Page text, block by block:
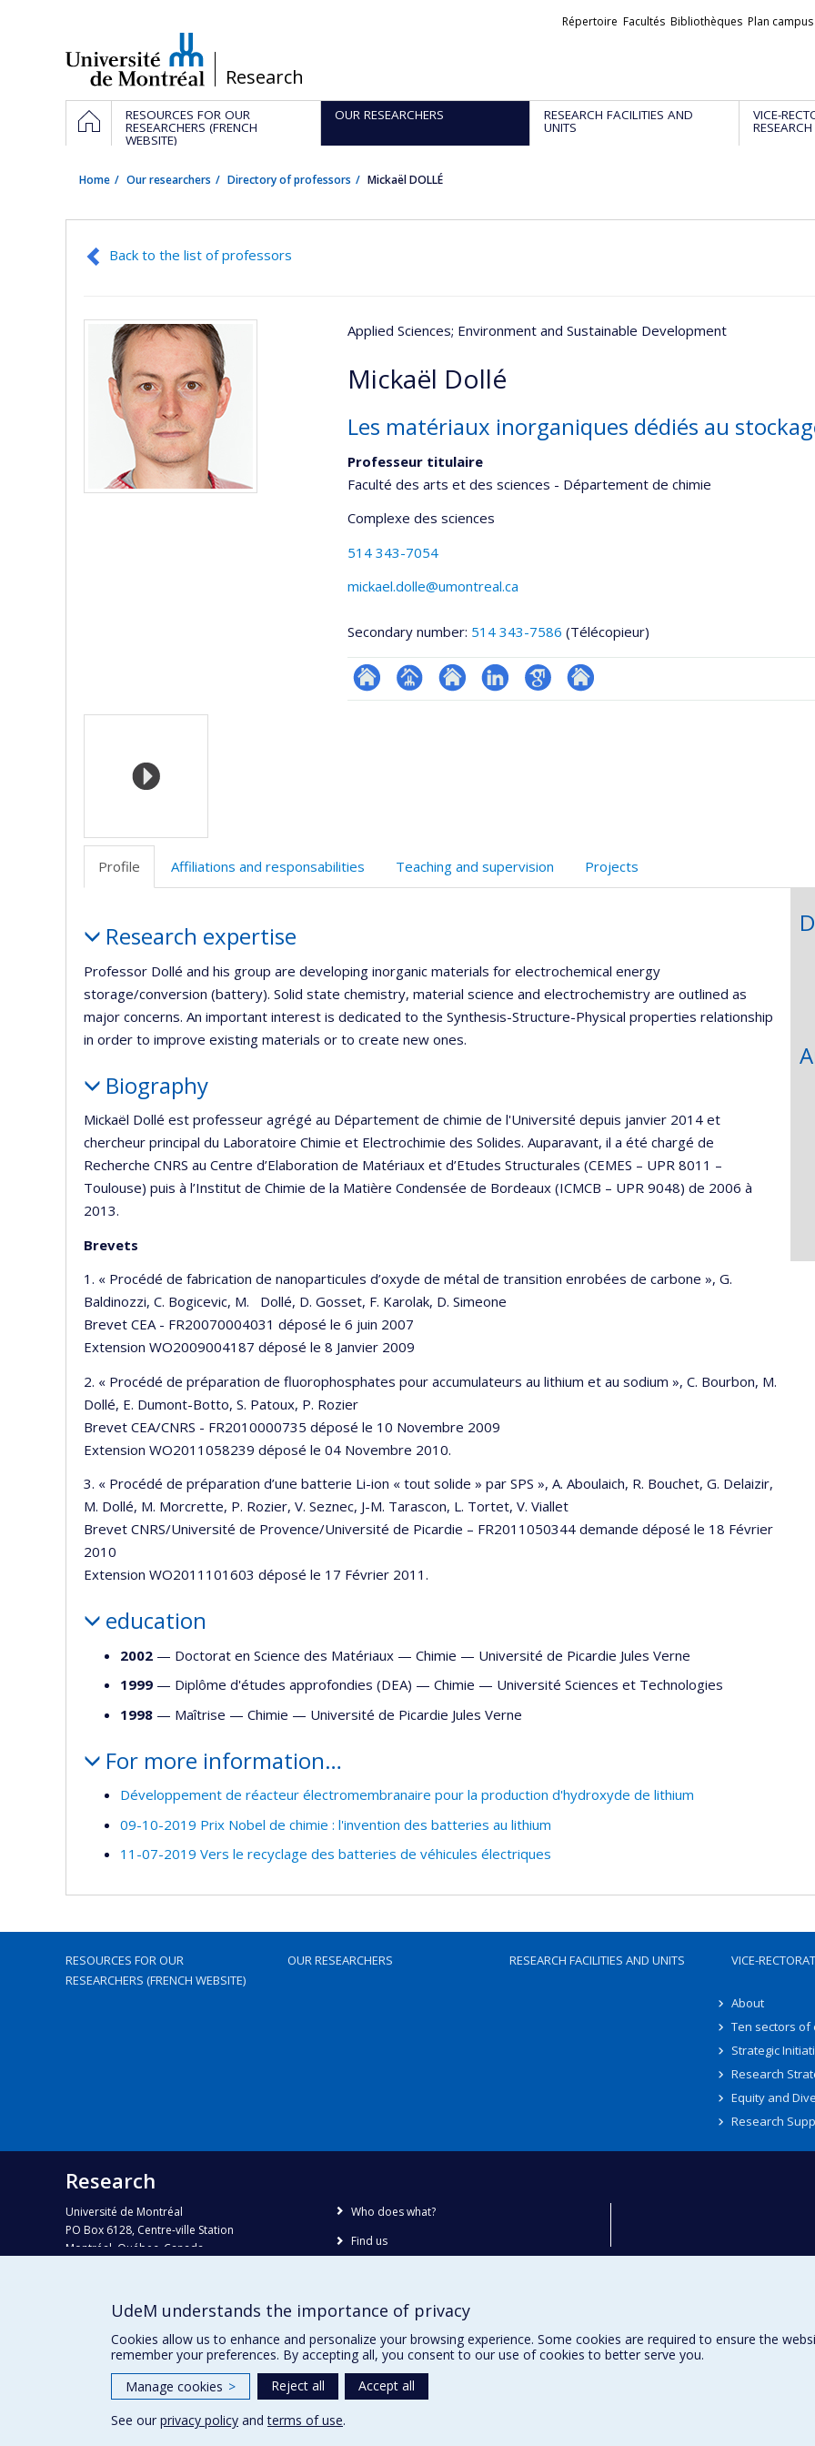
/Research
Liens
Répertoire Facultés Bibliothèques Plan campus
Navigation
principale
HOMERESOURCES FOR OUR
RESEARCHERS (FRENCH
WEBSITE)
OUR RESEARCHERS RESEARCH FACILITIES AND
UNITS
VICE-
RESEARCH
Home Our researchers Directory of professors Mickaël DOLLÉ
Back to the list of professors
Applied Sciences; Environment and Sustainable Development
Mickaël Dollé
Les matériaux inorganiques dédiés au
Professeur titulaire
Faculté des arts et des sciences - Département de chimie
Complexe des sciences
514 343-7054
mickael.dolle@umontreal.ca
Secondary number: 514 343-7586 (Télécopieur)
ResearchGate
Page Site
LinkedInGoogleAutre
Media
Profile Affiliations and responsabilities Teaching and supervision Projects
Research expertise
Professor Dollé and his group are developing inorganic materials for electrochemical energy
storage/conversion (battery). Solid state chemistry, material science and electrochemistry are outlined as
major concerns. An important interest is dedicated to the Synthesis-Structure-Physical properties relationship
in order to improve existing materials or to create new ones.
Biography
Mickaël Dollé est professeur agrégé au Département de chimie de l'Université depuis janvier 2014 et
chercheur principal du Laboratoire Chimie et Electrochimie des Solides. Auparavant, il a été chargé de
Recherche CNRS au Centre d’Elaboration de Matériaux et d’Etudes Structurales (CEMES – UPR 8011 –
Toulouse) puis à l’Institut de Chimie de la Matière Condensée de Bordeaux (ICMCB – UPR 9048) de 2006 à
2013.
Brevets
1. « Procédé de fabrication de nanoparticules d’oxyde de métal de transition enrobées de carbone », G.
Baldinozzi, C. Bogicevic, M. Dollé, D. Gosset, F. Karolak, D. Simeone
Brevet CEA - FR20070004031 déposé le 6 juin 2007
Extension WO2009004187 déposé le 8 Janvier 2009
2. « Procédé de préparation de fluorophosphates pour accumulateurs au lithium et au sodium », C. Bourbon, M.
Dollé, E. Dumont-Botto, S. Patoux, P. Rozier
Brevet CEA/CNRS - FR2010000735 déposé le 10 Novembre 2009
Extension WO2011058239 déposé le 04 Novembre 2010.
3. « Procédé de préparation d’une batterie Li-ion « tout solide » par SPS », A. Aboulaich, R. Bouchet, G. Delaizir,
M. Dollé, M. Morcrette, P. Rozier, V. Seznec, J-M. Tarascon, L. Tortet, V. Viallet
Brevet CNRS/Université de Provence/Université de Picardie – FR2011050344 demande déposé le 18 Février
2010
Extension WO2011101603 déposé le 17 Février 2011.
education
2002 — Doctorat en Science des Matériaux — Chimie — Université de Picardie Jules Verne
1999 — Diplôme d'études approfondies (DEA) — Chimie — Université Sciences et Technologies
1998 — Maîtrise — Chimie — Université de Picardie Jules Verne
For more information…
Développement de réacteur électromembranaire pour la production d'hydroxyde de lithium
09-10-2019 Prix Nobel de chimie : l'invention des batteries au lithium
11-07-2019 Vers le recyclage des batteries de véhicules électriques
RESOURCES FOR OUR
RESEARCHERS (FRENCH WEBSITE)
OUR RESEARCHERS RESEARCH FACILITIES AND UNITS VICE-
About
Ten sectors of
Strategic
Research
Equity and
Research
Research
Université de Montréal
PO Box 6128, Centre-ville Station
Montréal, Québec, Canada
Phone : 514 343-6111, #38492
recherche@umontreal.ca
Who does what?
Find us
Terms of use Cookie Settings
UdeM understands the importance of privacy
Cookies allow us to enhance and personalize your browsing experience. Some cookies are required to ensure the
remember your preferences. By accepting all, you consent to our use of cookies to better serve you.
Manage cookies > Reject all
Accept all
See our privacy policy andterms of use.